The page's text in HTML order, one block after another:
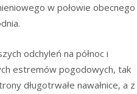
w połowie obecnego
odchyleń na północ i
estremów pogodowych, tak
długotrwałe nawałnice, a z